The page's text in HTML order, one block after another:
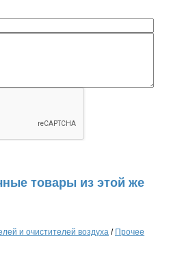
товары из этой же
и очистителей воздуха / Прочее